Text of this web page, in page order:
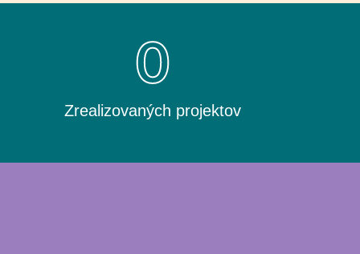
Zrealizovaných projektov
0